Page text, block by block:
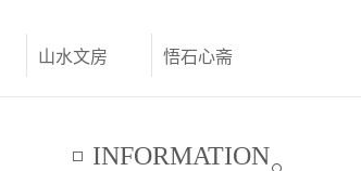
山水文房 悟石心斋
INFORMATION